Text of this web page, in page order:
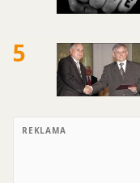
5
REKLAMA